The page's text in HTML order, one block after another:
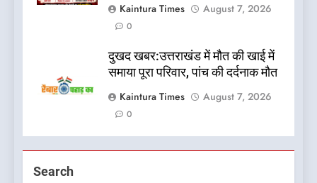
Kaintura Times
August 7, 2026
0
दुखद खबर:उत्तराखंड में मौत की खाई में
समाया पूरा परिवार, पांच की दर्दनाक मौत
Kaintura Times
August 7, 2026
0
Search